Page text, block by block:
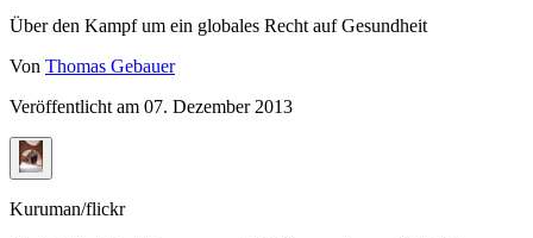
Über den Kampf um ein globales Recht auf Gesundheit
Von Thomas Gebauer
Veröffentlicht am 07. Dezember 2013
Kuruman/flickr